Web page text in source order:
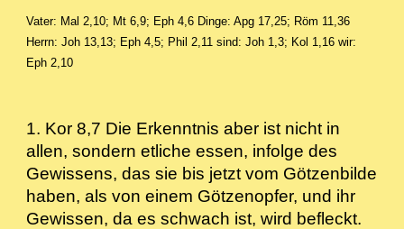
Vater: Mal 2,10; Mt 6,9; Eph 4,6 Dinge: Apg 17,25; Röm 11,36
Herrn: Joh 13,13; Eph 4,5; Phil 2,11 sind: Joh 1,3; Kol 1,16 wir:
Eph 2,10
1. Kor 8,7 Die Erkenntnis aber ist nicht in
allen, sondern etliche essen, infolge des
Gewissens, das sie bis jetzt vom Götzenbilde
haben, als von einem Götzenopfer, und ihr
Gewissen, da es schwach ist, wird befleckt.